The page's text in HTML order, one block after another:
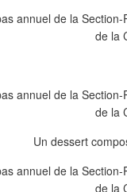
Un dessert